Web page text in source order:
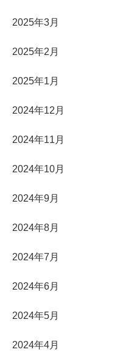
2025年3月
2025年2月
2025年1月
2024年12月
2024年11月
2024年10月
2024年9月
2024年8月
2024年7月
2024年6月
2024年5月
2024年4月